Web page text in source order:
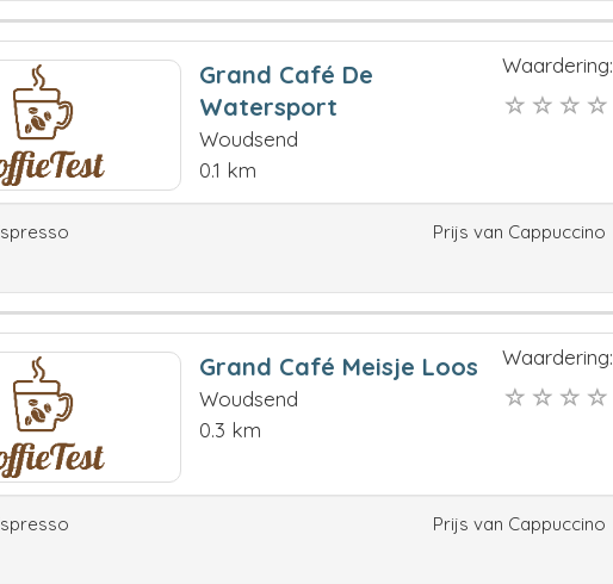
Grand Café De
Watersport
Woudsend
0.1 km
Waardering:
Prijs van Cappuccino
Grand Café Meisje Loos
Woudsend
0.3 km
Waardering:
Prijs van Cappuccino